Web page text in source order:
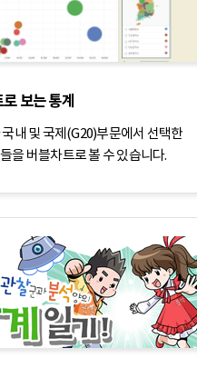
보는 통계
내 및 국제(G20)부문에서 선택한
을 버블차트로 볼 수 있습니다.